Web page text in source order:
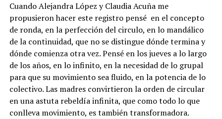
Cuando Alejandra López y Claudia Acuña me
propusieron hacer este registro pensé en el concepto
de ronda, en la perfección del circulo, en lo mandálico
de la continuidad, que no se distingue dónde termina y
dónde comienza otra vez. Pensé en los jueves a lo largo
de los años, en lo infinito, en la necesidad de lo grupal
para que su movimiento sea fluido, en la potencia de lo
colectivo. Las madres convirtieron la orden de circular
en una astuta rebeldía infinita, que como todo lo que
conlleva movimiento, es también transformadora.